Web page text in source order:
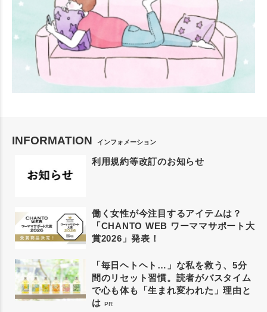
INFORMATION インフォメーション
利用規約等改訂のお知らせ
働く女性が今注目するアイテムは？
「CHANTO WEB ワーママサポート大
賞2026」発表！
「毎日ヘトヘト…」な私を救う、5分
間のリセット習慣。読者がバスタイム
で心も体も「生まれ変われた」理由と
は PR